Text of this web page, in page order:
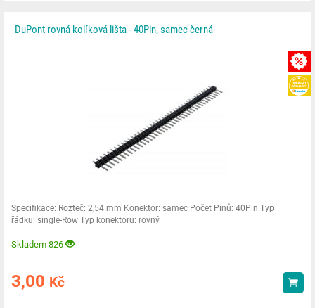
DuPont rovná kolíková lišta - 40Pin, samec černá
Specifikace: Rozteč: 2,54 mm Konektor: samec Počet Pinů: 40Pin Typ
řádku: single-Row Typ konektoru: rovný
Skladem 826
3,00 Kč